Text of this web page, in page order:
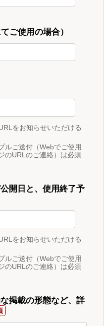
ご使用の場合）
をお知らせいただける
ルご送付（Webでご使用
のURLのご連絡）は必須
開日と、使用終了予
をお知らせいただける
ルご送付（Webでご使用
のURLのご連絡）は必須
掲載の形態など、詳